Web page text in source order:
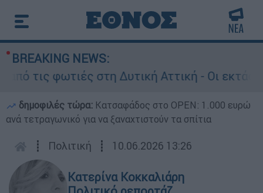
BREAKING NEWS:
φωτιές στη Δυτική Αττική - Οι εκτάσεις
δημοφιλές τώρα: Κατσαφάδος στο OPEN: 1.000 ευρώ
ανά τετραγωνικό για να ξαναχτιστούν τα σπίτια
┋ Πολιτική ┋ 10.06.2026 13:26
Κατερίνα Κοκκαλιάρη